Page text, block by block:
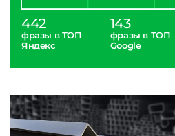
442
фразы в ТОП
Яндекс
143
фразы в ТОП
Google